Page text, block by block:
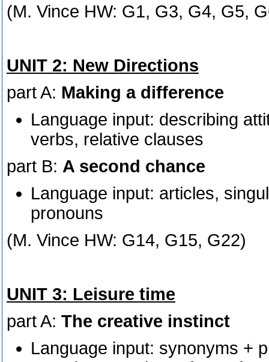
(M. Vince HW: G1, G3, G4, G5,
UNIT 2: New Directions
part A: Making a difference
Language input: describing
verbs, relative clauses
part B: A second chance
Language input: articles,
pronouns
(M. Vince HW: G14, G15, G22)
UNIT 3: Leisure time
part A: The creative instinct
Language input: synonyms +